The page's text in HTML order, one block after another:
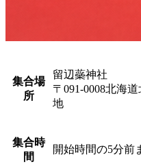
集合場
所
留辺蘂神社
〒091-0008北海
地
集合時
間
開始時間の5分前